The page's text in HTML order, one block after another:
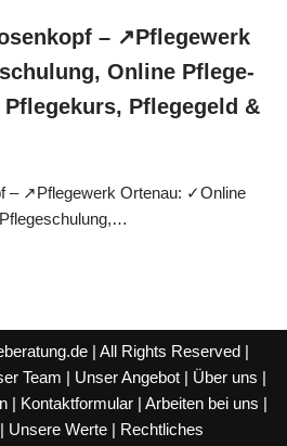
– ↗️Pflegewerk
Online Pflege-
Pflegegeld &
– ↗️Pflegewerk Ortenau: ✓Online
| All Rights Reserved |
Team | Unser Angebot | Über uns |
| Kontaktformular| Arbeiten bei uns |
| Unsere Werte| Rechtliches